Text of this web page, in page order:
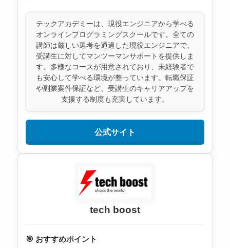
テックアカデミーは、現役エンジニアから学べる
オンラインプログラミングスクールです。全ての
講師は厳しい選考を通過した現役エンジニアで、
受講生に対してマンツーマンサポートを提供しま
す。多様なコースが用意されており、未経験者で
も安心して学べる環境が整っています。転職保証
や副業案件保証など、受講生のキャリアアップを
支援する制度も充実しています。
公式サイト
tech boost
🎯 おすすめポイント